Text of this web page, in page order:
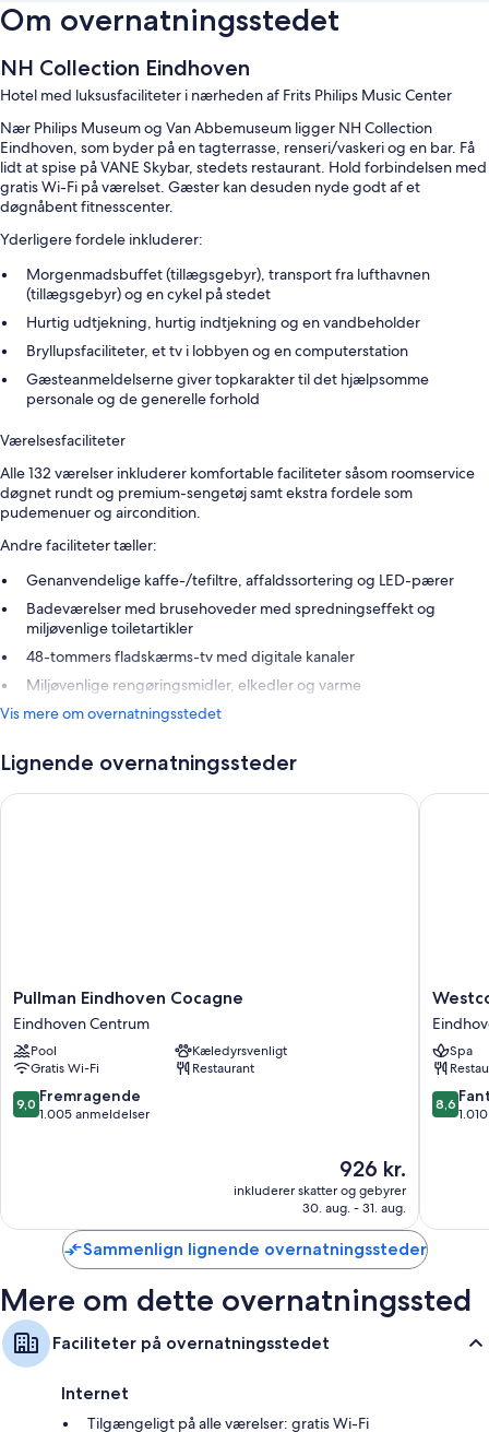
Om overnatningsstedet
NH Collection Eindhoven
Hotel med luksusfaciliteter i nærheden af Frits Philips Music Center
Nær Philips Museum og Van Abbemuseum ligger NH Collection
Eindhoven, som byder på en tagterrasse, renseri/vaskeri og en bar. Få
lidt at spise på VANE Skybar, stedets restaurant. Hold forbindelsen med
gratis Wi-Fi på værelset. Gæster kan desuden nyde godt af et
døgnåbent fitnesscenter.
Yderligere fordele inkluderer:
Morgenmadsbuffet (tillægsgebyr), transport fra lufthavnen
(tillægsgebyr) og en cykel på stedet
Hurtig udtjekning, hurtig indtjekning og en vandbeholder
Bryllupsfaciliteter, et tv i lobbyen og en computerstation
Gæsteanmeldelserne giver topkarakter til det hjælpsomme
personale og de generelle forhold
Værelsesfaciliteter
Alle 132 værelser inkluderer komfortable faciliteter såsom roomservice
døgnet rundt og premium-sengetøj samt ekstra fordele som
pudemenuer og aircondition.
Andre faciliteter tæller:
Genanvendelige kaffe-/tefiltre, affaldssortering og LED-pærer
Badeværelser med brusehoveder med spredningseffekt og
miljøvenlige toiletartikler
48-tommers fladskærms-tv med digitale kanaler
Miljøvenlige rengøringsmidler, elkedler og varme
Vis mere om overnatningsstedet
Lignende overnatningssteder
Pullman
Eindhoven
Cocagne
Eindhoven
Centrum
Pullman Eindhoven Cocagne
Eindhoven Centrum
Pool
Kæledyrsvenligt
Gratis Wi-Fi
Restaurant
9.0
ud
9,0 Fremragende
1.005 anmeldelser
Prisen
er
926 kr.
926 kr.
inkluderer skatter og gebyrer
30. aug. - 31. aug.
Pullman Eindhoven Cocagne
Hotel
Spa
8.6
ud
8,6
Sammenlign lignende overnatningssteder
Mere om dette overnatningssted
Faciliteter på overnatningsstedet
Internet
Tilgængeligt på alle værelser: gratis Wi-Fi